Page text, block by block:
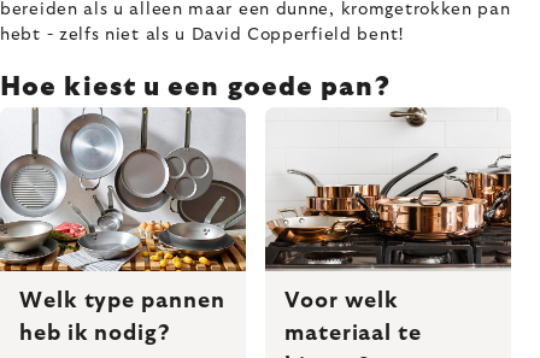
bereiden als u alleen maar een dunne, kromgetrokken pan
hebt - zelfs niet als u David Copperfield bent!
Hoe kiest u een goede pan?
Welk type pannen
heb ik nodig?
Voor welk
materiaal te